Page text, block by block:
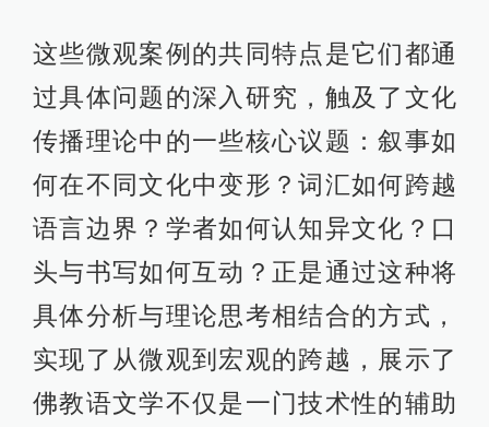
这些微观案例的共同特点是它们都通
过具体问题的深入研究，触及了文化
传播理论中的一些核心议题：叙事如
何在不同文化中变形？词汇如何跨越
语言边界？学者如何认知异文化？口
头与书写如何互动？正是通过这种将
具体分析与理论思考相结合的方式，
实现了从微观到宏观的跨越，展示了
佛教语文学不仅是一门技术性的辅助